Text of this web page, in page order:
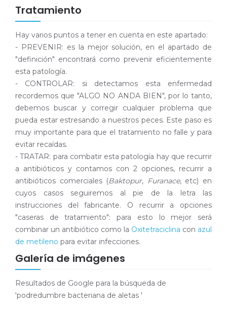
Tratamiento
Hay varios puntos a tener en cuenta en este apartado:
- PREVENIR: es la mejor solución, en el apartado de
"definición" encontrará como prevenir eficientemente
esta patología.
- CONTROLAR: si detectamos esta enfermedad
recordemos que "ALGO NO ANDA BIEN", por lo tanto,
debemos buscar y corregir cualquier problema que
pueda estar estresando a nuestros peces. Este paso es
muy importante para que el tratamiento no falle y para
evitar recaídas.
- TRATAR: para combatir esta patología hay que recurrir
a antibióticos y contamos con 2 opciones, recurrir a
antibióticos comerciales (Baktopur, Furanace, etc) en
cuyos casos seguiremos al pie de la letra las
instrucciones del fabricante. O recurrir a opciones
"caseras de tratamiento": para esto lo mejor será
combinar un antibiótico como la Oxitetraciclina con azul
de metileno para evitar infecciones.
Galería de imágenes
Resultados de Google para la búsqueda de
'podredumbre bacteriana de aletas '